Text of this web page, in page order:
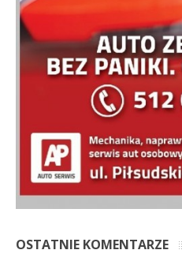
OSTATNIE KOMENTARZE